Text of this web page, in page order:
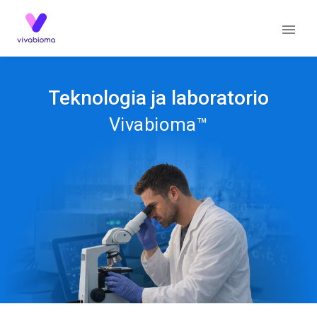
Teknologia ja laboratorio
Vivabioma™